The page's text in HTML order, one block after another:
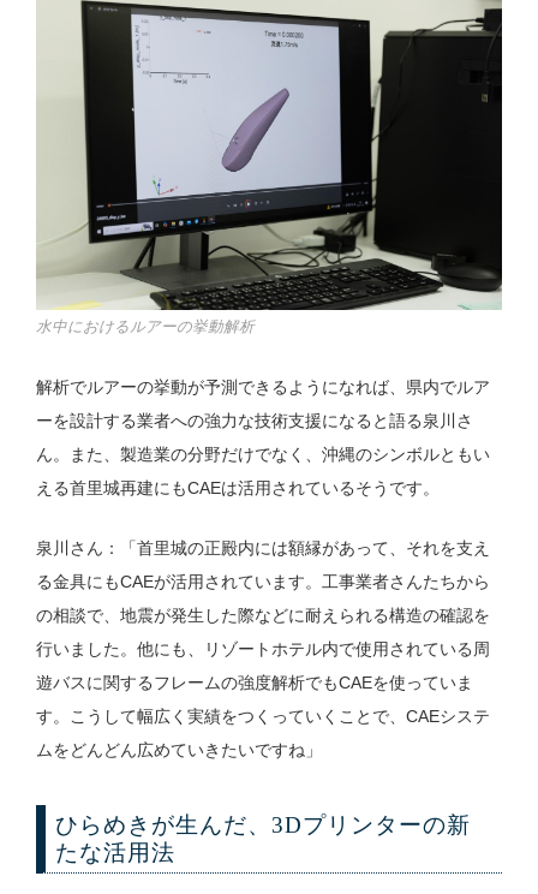
水中におけるルアーの挙動解析
解析でルアーの挙動が予測できるようになれば、県内でルア
ーを設計する業者への強力な技術支援になると語る泉川さ
ん。また、製造業の分野だけでなく、沖縄のシンボルともい
える首里城再建にもCAEは活用されているそうです。
泉川さん：「首里城の正殿内には額縁があって、それを支え
る金具にもCAEが活用されています。工事業者さんたちから
の相談で、地震が発生した際などに耐えられる構造の確認を
行いました。他にも、リゾートホテル内で使用されている周
遊バスに関するフレームの強度解析でもCAEを使っていま
す。こうして幅広く実績をつくっていくことで、CAEシステ
ムをどんどん広めていきたいですね」
ひらめきが生んだ、3Dプリンターの新
たな活用法